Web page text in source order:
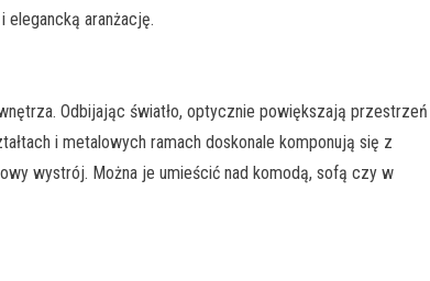
elegancką aranżację.
Odbijając światło, optycznie powiększają przestrzeń
i metalowych ramach doskonale komponują się z
wystrój. Można je umieścić nad komodą, sofą czy w